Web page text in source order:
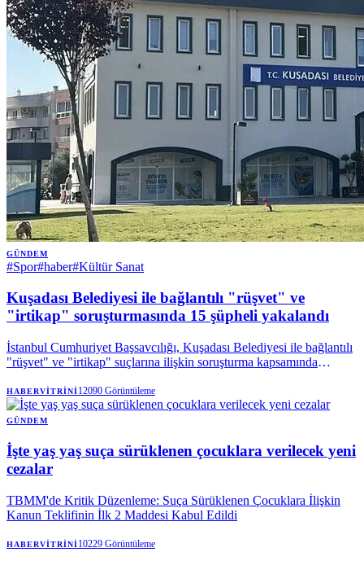
GÜNDEM
#Spor#haber#Kültür Sanat
Kuşadası Belediyesi ile bağlantılı "rüşvet" ve
"irtikap" soruşturmasında 15 şüpheli yakalandı
İstanbul Cumhuriyet Başsavcılığı, Kuşadası Belediyesi ile bağlantılı
"rüşvet" ve "irtikap" suçlarına ilişkin soruşturma kapsamında
Anadolu Ajansı
HABERVITRINI12090 Görüntüleme
GÜNDEM
İşte yaş yaş suça sürüklenen çocuklara verilecek yeni
cezalar
TBMM'de Kritik Düzenleme: Suça Sürüklenen Çocuklara İlişkin
Kanun Teklifinin İlk 2 Maddesi Kabul Edildi
HABERVITRINI10229 Görüntüleme